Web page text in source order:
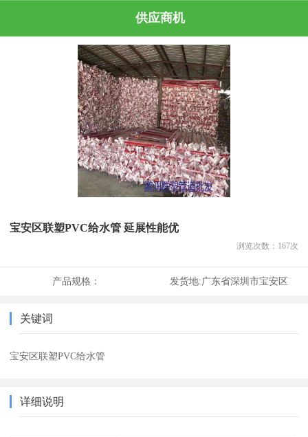
供应商机
宝安区联塑PVC给水管 延展性能优
浏览次数： 167次
产品规格： 发货地:广东省深圳市宝安区
关键词
宝安区联塑PVC给水管
详细说明